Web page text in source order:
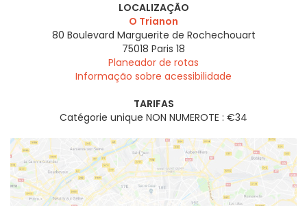
LOCALIZAÇÃO
O Trianon
80 Boulevard Marguerite de Rochechouart
75018 Paris 18
Planeador de rotas
Informação sobre acessibilidade
TARIFAS
Catégorie unique NON NUMEROTE : €34